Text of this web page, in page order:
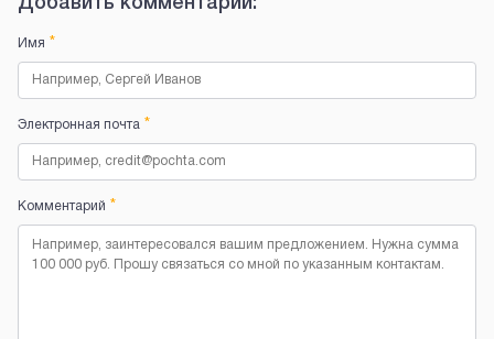
Имя *
Электронная почта *
Комментарий *